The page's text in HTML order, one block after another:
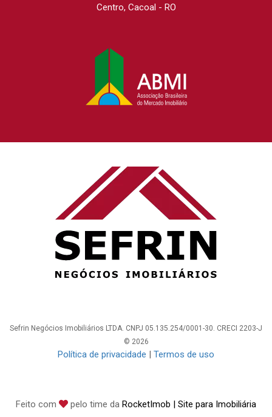
Centro, Cacoal - RO
Sefrin Negócios Imobiliários LTDA. CNPJ 05.135.254/0001-30. CRECI 2203-J
© 2026
Política de privacidade | Termos de uso
Feito com pelo time da RocketImob | Site para Imobiliária